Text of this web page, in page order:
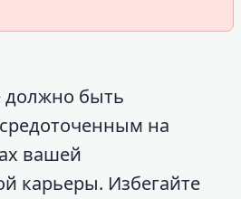
быть
на
вашей
карьеры. Избегайте